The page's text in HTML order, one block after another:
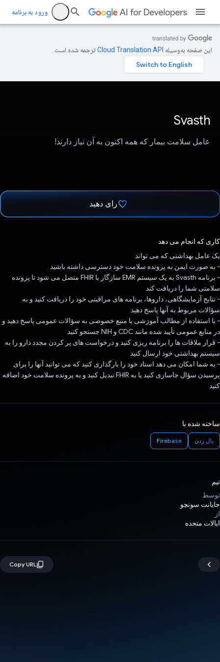
ورود به برنامه
این صفحه به‌وسیله ترجمه شده است.
Svasth
عامل سلامت بیمار که همه اکنون به آن نیاز دارند!
رای دهید
کاری که انجام می دهد
یک عامل بهداشتی که می تواند
- به صورت ایمن به پرونده سلامت خود دسترسی داشته باشید
- برنامه Svasth به یک سیستم EMR سازگار با FHIR متصل می شود تا پرونده
سلامتی شما را دریافت کند
- نتایج آزمایشگاهی، داروها، برنامه های مراقبتی خود را دریافت کنید و به
سؤالات مربوط به آنها پاسخ دهید
- با استفاده از مطالب آموزشی با منبع خصوصی به سؤالات عمومی پاسخ دهید و
در منابع عمومی تأیید شده مانند CDC و NIH جستجو کنید
- قرار ملاقات ها را برنامه ریزی کنید و درخواست های پر کردن مجدد دارو را به
سیستم بهداشتی خود ارسال کنید
- به شما امکان می دهد اسناد خود را بارگذاری کنید که می توانید آنها را برای
پرسیدن سؤال جاسازی کنید یا به FHIR تبدیل کنید و به پرونده سلامت خود اضافه
کنید
ساخته شده با
بال زدن Firebase
تیم
توسط
جایانت سونچو
از
ایالات متحده